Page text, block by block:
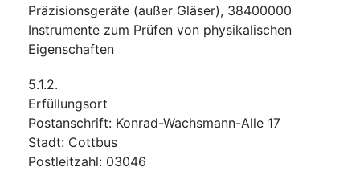
Präzisionsgeräte (außer Gläser), 38400000
Instrumente zum Prüfen von physikalischen
Eigenschaften
5.1.2.
Erfüllungsort
Postanschrift: Konrad-Wachsmann-Alle 17
Stadt: Cottbus
Postleitzahl: 03046